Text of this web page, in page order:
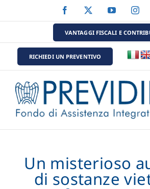
al
Facebook YouTube
VANTAGGI FISCALI E
RICHIEDI UN PREVENTIVO
Un misterioso
di sostanze